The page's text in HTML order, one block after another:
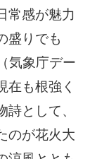
常感が魅力
盛りでも
気象庁デー
在も根強く
として、
のが花火大